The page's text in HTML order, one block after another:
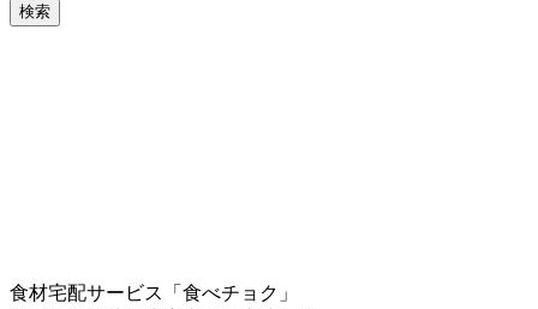
検索
食材宅配サービス「食べチョク」